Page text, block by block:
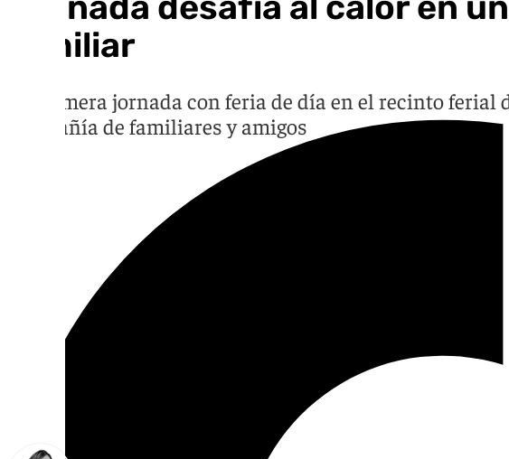
familiar
La primera jornada con feria de día en el recinto
compañía de familiares y amigos